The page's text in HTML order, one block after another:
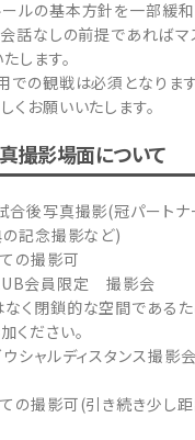
ルの基本方針を一部緩和
会話なしの前提であれば
します。
での観戦は必須となりま
くお願いいたします。
撮影場面について
合後写真撮影(冠パート
記念撮影など)
の撮影可
会員限定 撮影会
く閉鎖的な空間であるた
ください。
ウシャルディスタンス撮
の撮影可(引き続き少し